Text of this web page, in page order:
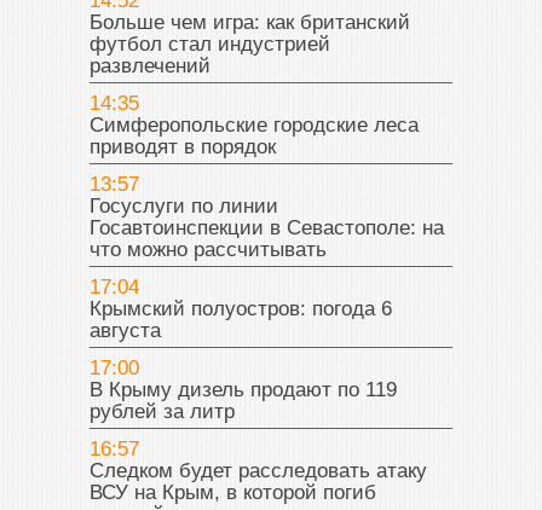
Больше чем игра: как британский
футбол стал индустрией
развлечений
14:35
Симферопольские городские леса
приводят в порядок
13:57
Госуслуги по линии
Госавтоинспекции в Севастополе: на
что можно рассчитывать
17:04
Крымский полуостров: погода 6
августа
17:00
В Крыму дизель продают по 119
рублей за литр
16:57
Следком будет расследовать атаку
ВСУ на Крым, в которой погиб